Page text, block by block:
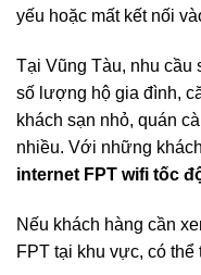
yếu hoặc mất kết nối
Tại Vũng Tàu, nhu cầu
số lượng hộ gia đình,
khách sạn nhỏ, quán
nhiều. Với những
internet FPT wifi tốc
Nếu khách hàng cần
FPT tại khu vực, có thể